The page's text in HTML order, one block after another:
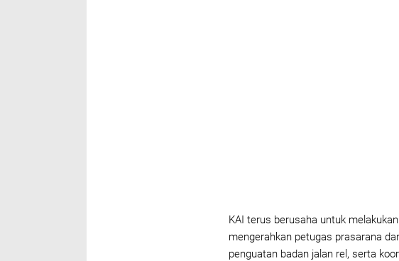
KAI terus berusaha untuk
mengerahkan petugas prasarana
penguatan badan jalan rel, serta